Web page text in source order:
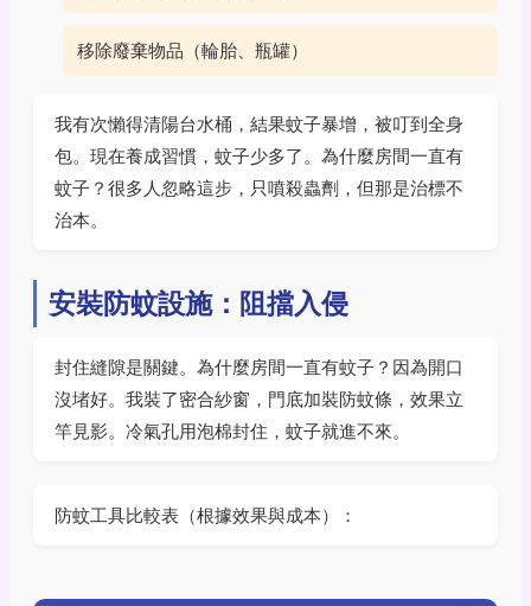
移除廢棄物品（輪胎、瓶罐）
我有次懶得清陽台水桶，結果蚊子暴增，被叮到全身
包。現在養成習慣，蚊子少多了。為什麼房間一直有
蚊子？很多人忽略這步，只噴殺蟲劑，但那是治標不
治本。
安裝防蚊設施：阻擋入侵
封住縫隙是關鍵。為什麼房間一直有蚊子？因為開口
沒堵好。我裝了密合紗窗，門底加裝防蚊條，效果立
竿見影。冷氣孔用泡棉封住，蚊子就進不來。
防蚊工具比較表（根據效果與成本）：